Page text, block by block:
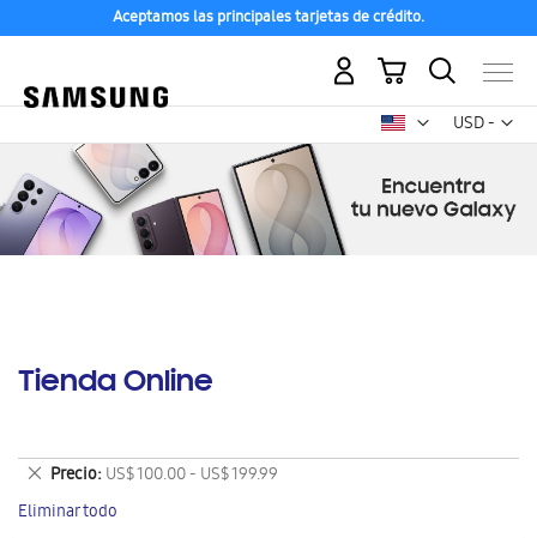
Aceptamos las principales tarjetas de crédito.
USD -
dólar
Mi carrito
Tienda Online
Precio US$ 100.00 - US$ 199.99
Eliminar
este
artículo
Eliminar todo